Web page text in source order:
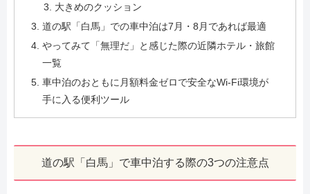
大きめのクッション
道の駅「白馬」での車中泊は7月・8月であれば最適
やってみて「無理だ」と感じた際の近隣ホテル・旅館
一覧
車中泊のおともに月額料金ゼロで安全なWi-Fi環境が
手に入る便利ツール
道の駅「白馬」で車中泊する際の3つの注意点